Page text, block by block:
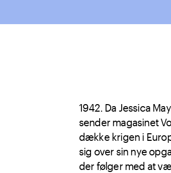
1942. Da Jessica
sender magasinet
dække krigen i
sig over sin nye
der følger med at